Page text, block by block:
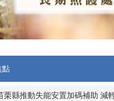
點
栗縣推動失能安置加碼補助 減